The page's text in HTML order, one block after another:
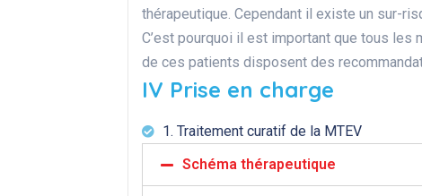
thérapeutique. Cependant il existe un sur-
C’est pourquoi il est important que tous
de ces patients disposent des
IV Prise en charge
1. Traitement curatif de la MTEV
Schéma thérapeutique